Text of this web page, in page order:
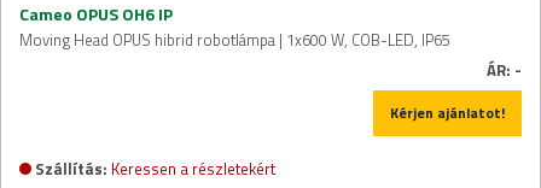
Cameo OPUS OH6 IP
Moving Head OPUS hibrid robotlámpa | 1x600 W, COB-LED, IP65
ÁR: -
Kérjen ajánlatot!
Szállítás: Keressen a részletekért